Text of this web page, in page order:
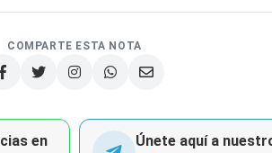
COMPARTE ESTA NOTA
en
Únete aquí a